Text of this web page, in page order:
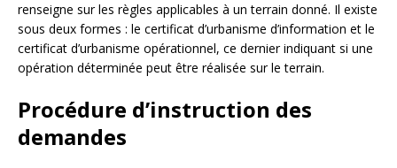
renseigne sur les règles applicables à un terrain donné. Il existe
sous deux formes : le certificat d’urbanisme d’information et le
certificat d’urbanisme opérationnel, ce dernier indiquant si une
opération déterminée peut être réalisée sur le terrain.
Procédure d’instruction des
demandes